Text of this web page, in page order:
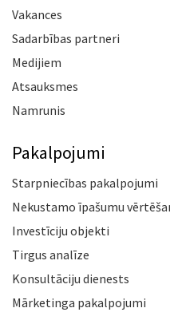
Vakances
Sadarbības partneri
Medijiem
Atsauksmes
Namrunis
Pakalpojumi
Starpniecības pakalpojumi
Nekustamo īpašumu
Investīciju objekti
Tirgus analīze
Konsultāciju dienests
Mārketinga pakalpojumi